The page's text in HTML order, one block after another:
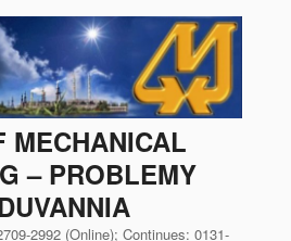
MECHANICAL
– PROBLEMY
2992 (Online); Continues: 0131-